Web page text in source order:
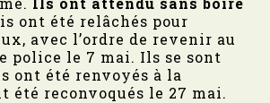
ont été relâchés pour
avec l’ordre de revenir au
police le 7 mai. Ils se sont
ont été renvoyés à la
été reconvoqués le 27 mai.